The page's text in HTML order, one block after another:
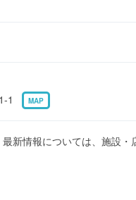
1
MAP
新情報については、施設・